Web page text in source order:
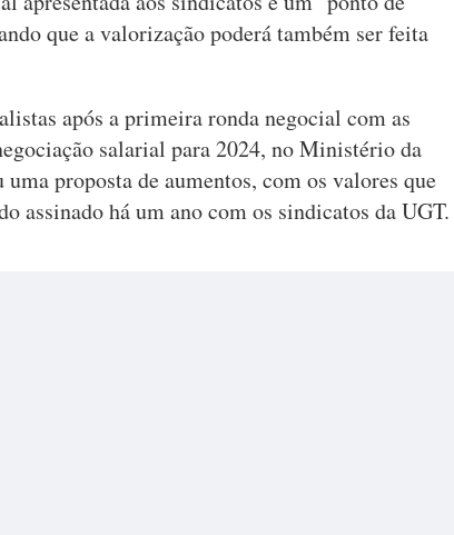
que a valorização poderá também ser feita
após a primeira ronda negocial com as
salarial para 2024, no Ministério da
proposta de aumentos, com os valores que
assinado há um ano com os sindicatos da UGT.